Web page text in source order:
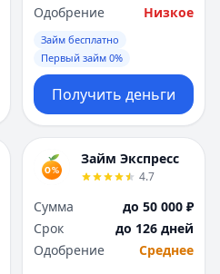
Одобрение
Низкое
Займ бесплатно
Первый займ 0%
Получить деньги
Займ Экспресс
4.7
Сумма
до 50 000 ₽
Срок
до 126 дней
Одобрение
Среднее